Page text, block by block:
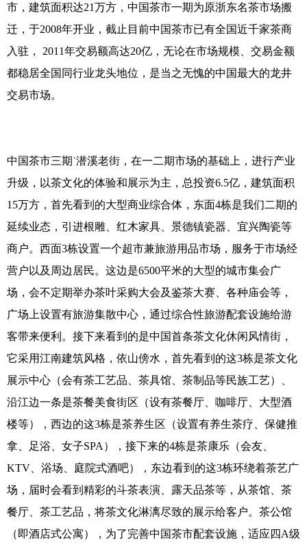
市，建筑面积达21万方，中国茶市一期为原浙东名茶市场搬
迁，于2008年开业，截止目前中国茶市已有全国近千家茶商
入驻， 2011年交易额高达20亿，无论在市场规模、交易金额
都稳居全国同行业龙头地位，是当之无愧的中国最大的龙井
交易市场。
中国茶市三期˙潜溪老街，在一二期市场的基础上，进行产业
升级，以茶文化的体验和展示为主，总投资6.5亿，建筑面积
15万方，首先看到的大型商业综合体，东面4栋是我们二期的
延续业态，引进根雕、红木家具、景德镇瓷器、宜兴陶瓷等
商户。西面3栋设置一个超市兼旅游用品市场，服务于市场经
营户以及周边居民。这边是6500平米的大型的城市集会广
场，会不定期举办茶叶采购大会及鉴茶大赛、各种庙会等，
广场上设置有旅游集散中心，通过综合性旅游配套设施给游
客带来便利。接下来看到的是中国首条茶文化休闲风情街，
它采用江南建筑风格，依山傍水，首先看到的这3栋是茶文化
展示中心（会有茶工艺品、茶具馆、茶制品等民族工艺）、
沿江边一条是茶餐美食街区（设有茶餐厅、咖啡厅、大型酒
楼等），西边的这3栋是茶养生区（设置有养生茶疗、保健推
拿、足浴、女子SPA），接下来的4栋是茶康乐（会友、
KTV、浴场、庭院式酒吧），东边看到的这3栋环绕着茶艺广
场，届时会看到精彩的斗茶表演、露天品茶等，从茶馆、茶
餐厅、茶工艺品，将茶文化淋漓尽致的展示给客户。茶公馆
（即酒店式公寓），为了完善中国茶市配套设施，适应四A级